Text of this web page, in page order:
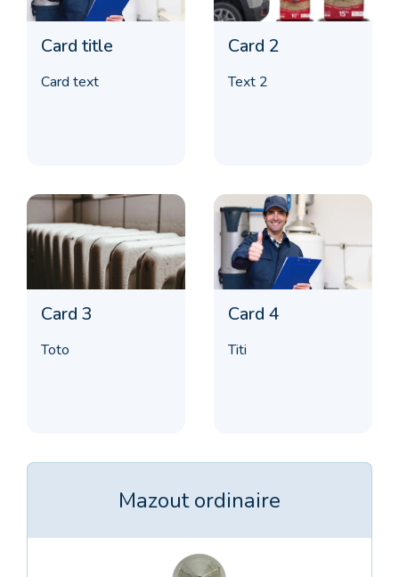
Card title
Card text
Card 2
Text 2
Card 3
Toto
Card 4
Titi
Mazout ordinaire